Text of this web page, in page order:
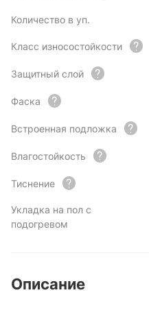
Количество в уп.
Класс износостойкости
Защитный слой
Фаска
Встроенная подложка
Влагостойкость
Тиснение
Укладка на пол с
подогревом
Описание